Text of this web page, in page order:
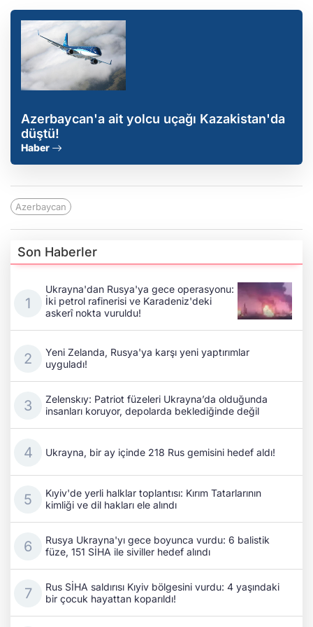
Azerbaycan'a ait yolcu uçağı Kazakistan'da
düştü!
Haber
Azerbaycan
Son Haberler
Ukrayna'dan Rusya'ya gece operasyonu:
İki petrol rafinerisi ve Karadeniz'deki
askerî nokta vuruldu!
Yeni Zelanda, Rusya'ya karşı yeni yaptırımlar
uyguladı!
Zelenskıy: Patriot füzeleri Ukrayna’da olduğunda
insanları koruyor, depolarda beklediğinde değil
Ukrayna, bir ay içinde 218 Rus gemisini hedef aldı!
Kıyiv'de yerli halklar toplantısı: Kırım Tatarlarının
kimliği ve dil hakları ele alındı
Rusya Ukrayna'yı gece boyunca vurdu: 6 balistik
füze, 151 SİHA ile siviller hedef alındı
Rus SİHA saldırısı Kıyiv bölgesini vurdu: 4 yaşındaki
bir çocuk hayattan koparıldı!